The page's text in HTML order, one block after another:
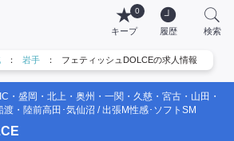
0
キープ 履歴 検索
： 岩手 ： フェティッシュDOLCEの求人情報
・盛岡・北上・奥州・一関・久慈・宮古・山田・
渡・陸前高田･気仙沼 / 出張M性感･ソフトSM